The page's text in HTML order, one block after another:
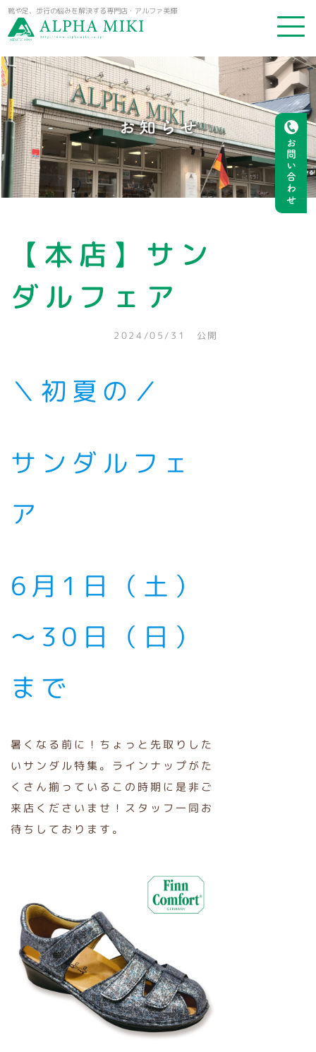
靴や足、歩行の悩みを解決する専門店・アルファ美輝
お問い合わせ
お知らせ
【本店】サン
ダルフェア
2024/05/31 公開
＼初夏の／
サンダルフェ
ア
6月1日（土）
～30日（日）
まで
暑くなる前に！ちょっと先取りした
いサンダル特集。ラインナップがた
くさん揃っているこの時期に是非ご
来店くださいませ！スタッフ一同お
待ちしております。